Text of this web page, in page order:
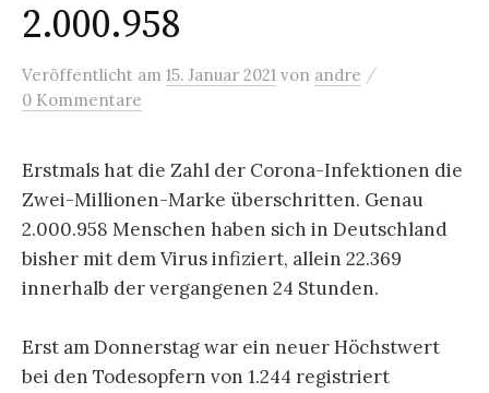
2.000.958
Veröffentlicht am 15. Januar 2021 von andre /
0 Kommentare
Erstmals hat die Zahl der Corona-Infektionen die
Zwei-Millionen-Marke überschritten. Genau
2.000.958 Menschen haben sich in Deutschland
bisher mit dem Virus infiziert, allein 22.369
innerhalb der vergangenen 24 Stunden.
Erst am Donnerstag war ein neuer Höchstwert
bei den Todesopfern von 1.244 registriert